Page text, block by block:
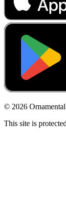
© 2026
This site is